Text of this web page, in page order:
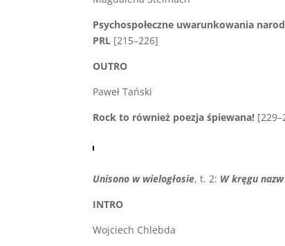
Psychospołeczne uwarunkowania
PRL [215–226]
OUTRO
Paweł Tański
Rock to również poezja śpiewana!
Unisono w wielogłosie, t. 2: W kręgu
INTRO
Wojciech Chlebda